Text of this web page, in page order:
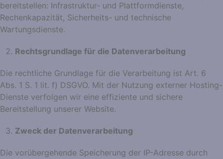
bereitstellen: Infrastruktur- und Plattformdienste,
Rechenkapazität, Sicherheits- und technische
Wartungsdienste.
Rechtsgrundlage für die Datenverarbeitung
Die rechtliche Grundlage für die Verarbeitung ist Art. 6
Abs. 1 S. 1 lit. f) DSGVO. Mit der Nutzung externer Hosting-
Dienste verfolgen wir eine effiziente und sichere
Bereitstellung unserer Website.
Zweck der Datenverarbeitung
Die vorübergehende Speicherung der IP-Adresse durch